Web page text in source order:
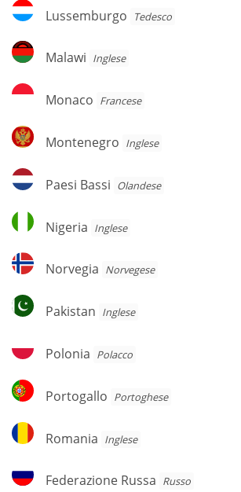
Lussemburgo
Lussemburgo Tedesco
Malawi
Malawi Inglese
Monaco
Monaco Francese
Montenegro
Montenegro Inglese
Paesi
Bassi
Paesi Bassi Olandese
Nigeria
Nigeria Inglese
Norvegia
Norvegia Norvegese
Pakistan
Pakistan Inglese
Polonia
Polonia Polacco
Portogallo
Portogallo Portoghese
Romania
Romania Inglese
Federazione
Federazione Russa Russo